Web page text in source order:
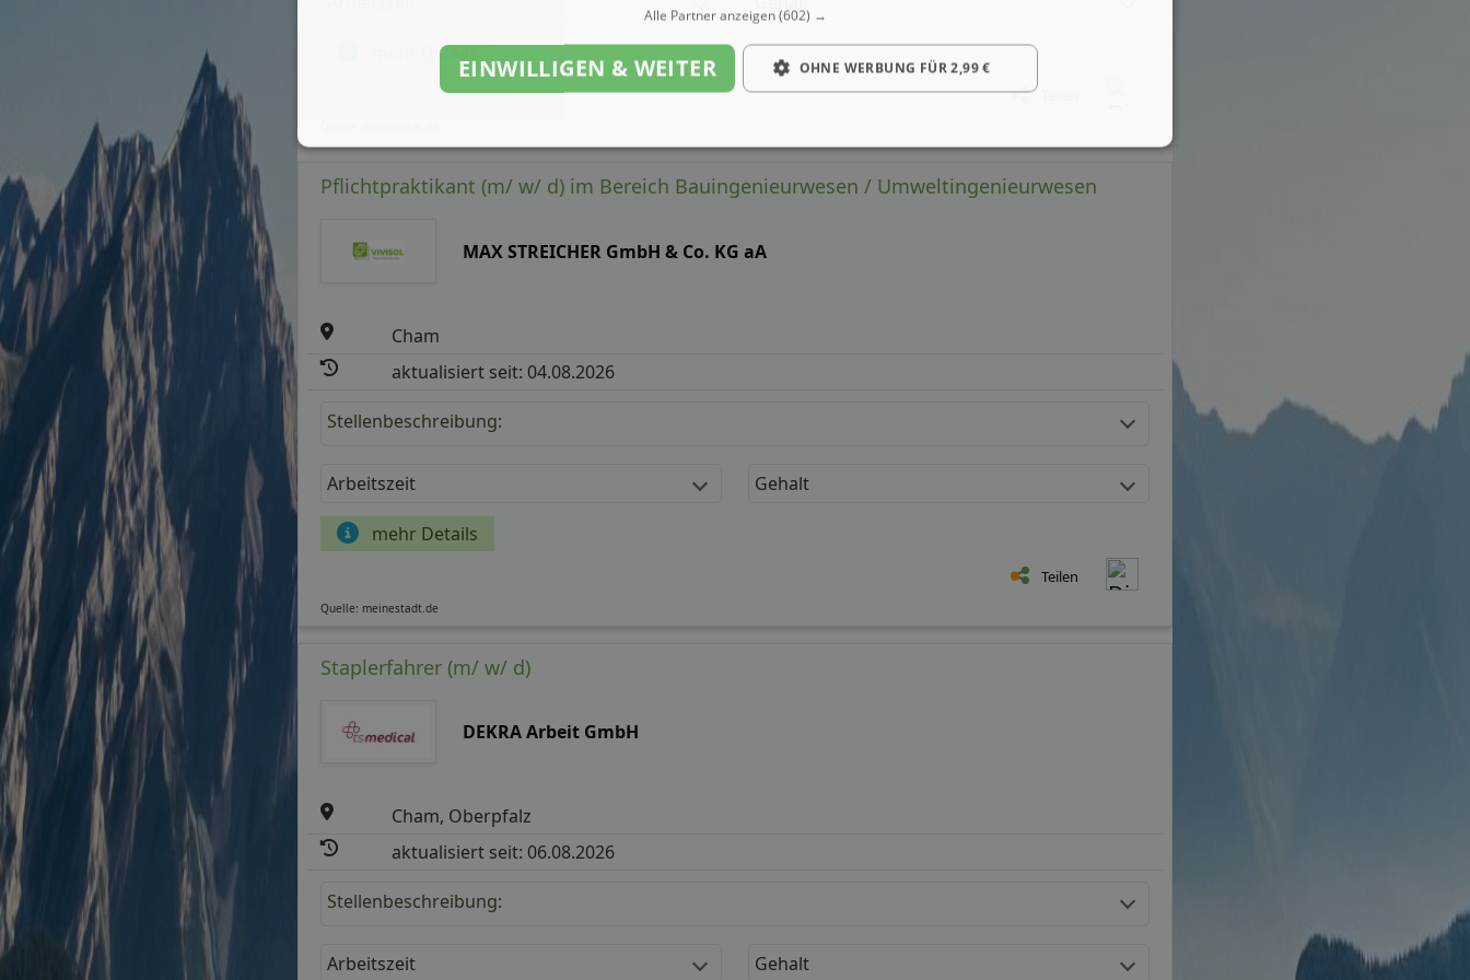
mehr Details
Pflichtpraktikant (m/ w/ d) im Bereich Bauingenieurwesen / Umweltingenieurwesen
MAX STREICHER GmbH & Co. KG aA
Cham
aktualisiert seit: 04.08.2026
Stellenbeschreibung:
Arbeitszeit Gehalt
mehr Details
Teilen
Quelle: meinestadt.de
Staplerfahrer (m/ w/ d)
DEKRA Arbeit GmbH
Cham, Oberpfalz
aktualisiert seit: 06.08.2026
Stellenbeschreibung:
Arbeitszeit Gehalt
Alle Partner anzeigen(602) →
EINWILLIGEN & WEITER OHNE WERBUNG FÜR 2,99 €